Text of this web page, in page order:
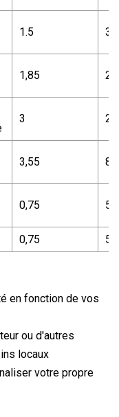
1.5
1,85
3
3,55
0,75
0,75
en fonction de vos
ou d'autres
locaux
votre propre